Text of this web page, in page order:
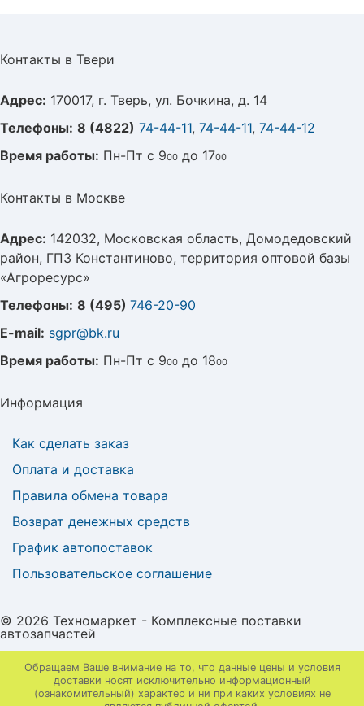
Контакты в Твери
Адрес: 170017, г. Тверь, ул. Бочкина, д. 14
Телефоны: 8 (4822) 74-44-11, 74-44-11, 74-44-12
Время работы: Пн-Пт с 900 до 1700
Контакты в Москве
Адрес: 142032, Московская область, Домодедовский
район, ГПЗ Константиново, территория оптовой базы
«Агроресурс»
Телефоны: 8 (495) 746-20-90
E-mail: sgpr@bk.ru
Время работы: Пн-Пт с 900 до 1800
Информация
Как сделать заказ
Оплата и доставка
Правила обмена товара
Возврат денежных средств
График автопоставок
Пользовательское соглашение
© 2026 Техномаркет - Комплексные поставки
автозапчастей
Обращаем Ваше внимание на то, что данные цены и условия
доставки носят исключительно информационный
(ознакомительный) характер и ни при каких условиях не